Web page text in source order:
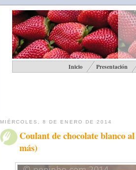
Inicio Presentación
MIÉRCOLES, 8 DE ENERO DE 2014
Coulant de chocolate blanco
más)